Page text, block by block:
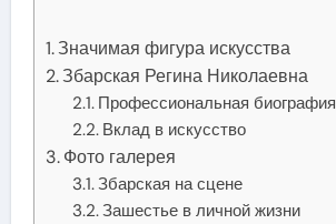
Значимая фигура искусства
Збарская Регина Николаевна
Профессиональная биография
Вклад в искусство
Фото галерея
Збарская на сцене
Зашестье в личной жизни